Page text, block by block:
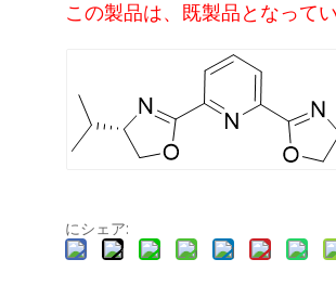
この製品は、既製品となって
にシェア: